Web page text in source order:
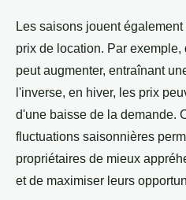
Les saisons jouent
prix de location. Par
peut augmenter, entraînant
l'inverse, en hiver, les prix
d'une baisse de la demande.
fluctuations saisonnières
propriétaires de mieux
et de maximiser leurs